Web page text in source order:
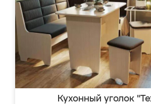
Кухонный уголок